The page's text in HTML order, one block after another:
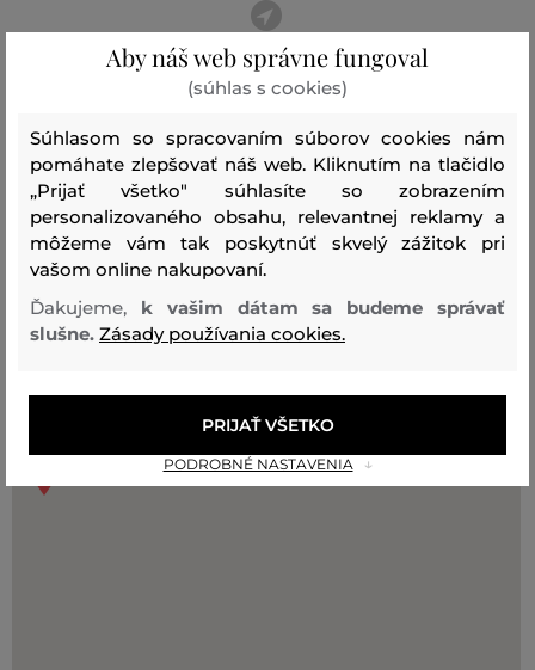
Predajne VERMONT
Aby náš web správne fungoval
(súhlas s cookies)
Súhlasom so spracovaním súborov cookies nám
pomáhate zlepšovať náš web. Kliknutím na tlačidlo
„Prijať všetko" súhlasíte so zobrazením
personalizovaného obsahu, relevantnej reklamy a
môžeme vám tak poskytnúť skvelý zážitok pri
vašom online nakupovaní.
Ďakujeme, k vašim dátam sa budeme správať
slušne. Zásady používania cookies.
PODROBNÉ NASTAVENIA
PRIJAŤ VŠETKO